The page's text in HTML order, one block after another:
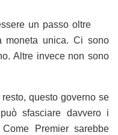
un passo oltre
moneta unica. Ci sono
Altre invece non sono
questo governo se
sfasciare davvero i
Premier sarebbe